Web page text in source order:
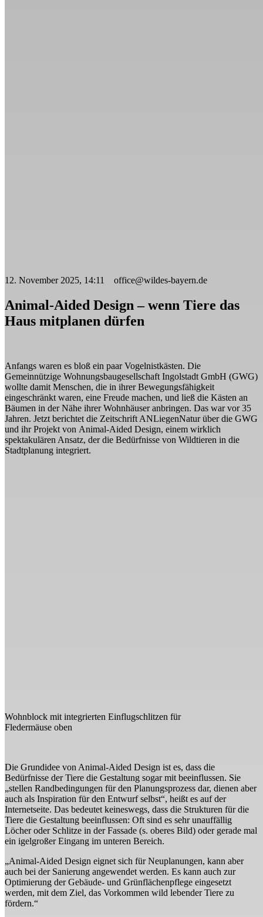
12. November 2025, 14:11 office@wildes-bayern.de
Animal-Aided Design – wenn Tiere das
Haus mitplanen dürfen
Anfangs waren es bloß ein paar Vogelnistkästen. Die
Gemeinnützige Wohnungsbaugesellschaft Ingolstadt GmbH (GWG)
wollte damit Menschen, die in ihrer Bewegungsfähigkeit
eingeschränkt waren, eine Freude machen, und ließ die Kästen an
Bäumen in der Nähe ihrer Wohnhäuser anbringen. Das war vor 35
Jahren. Jetzt berichtet die Zeitschrift ANLiegenNatur über die GWG
und ihr Projekt von Animal-Aided Design, einem wirklich
spektakulären Ansatz, der die Bedürfnisse von Wildtieren in die
Stadtplanung integriert.
Wohnblock mit integrierten Einflugschlitzen für
Fledermäuse oben
Die Grundidee von Animal-Aided Design ist es, dass die
Bedürfnisse der Tiere die Gestaltung sogar mit beeinflussen. Sie
„stellen Randbedingungen für den Planungsprozess dar, dienen aber
auch als Inspiration für den Entwurf selbst“, heißt es auf der
Internetseite. Das bedeutet keineswegs, dass die Strukturen für die
Tiere die Gestaltung beeinflussen: Oft sind es sehr unauffällig
Löcher oder Schlitze in der Fassade (s. oberes Bild) oder gerade mal
ein igelgroßer Eingang im unteren Bereich.
„Animal-Aided Design eignet sich für Neuplanungen, kann aber
auch bei der Sanierung angewendet werden. Es kann auch zur
Optimierung der Gebäude- und Grünflächenpflege eingesetzt
werden, mit dem Ziel, das Vorkommen wild lebender Tiere zu
fördern.“